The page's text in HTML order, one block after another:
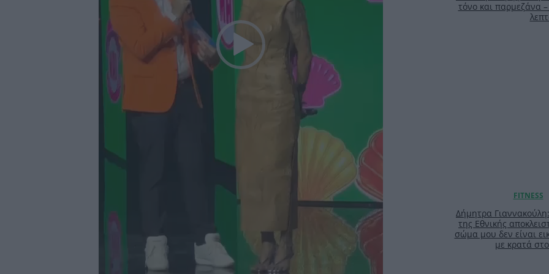
τόνο και παρμεζάνα
Δήμητρα
της Εθνικής
σώμα μου δεν είναι
με κρατά